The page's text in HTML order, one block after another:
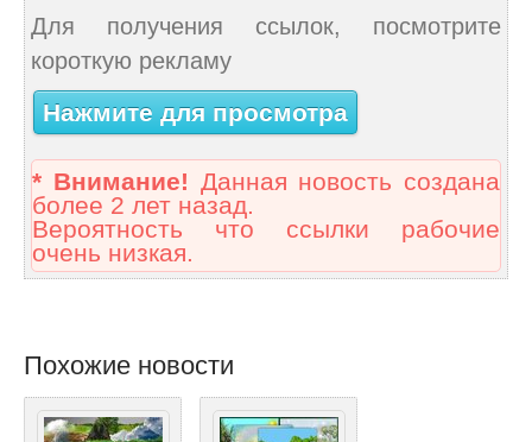
Для получения ссылок, посмотрите
короткую рекламу
Нажмите для просмотра
* Внимание! Данная новость создана
более 2 лет назад.
Вероятность что ссылки рабочие
очень низкая.
Похожие новости